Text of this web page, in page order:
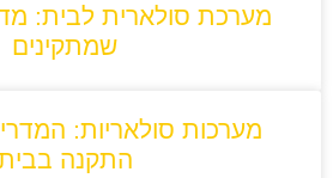
מערכת סולארית לבית:
שמתקינים
מערכות סולאריות:
התקנה